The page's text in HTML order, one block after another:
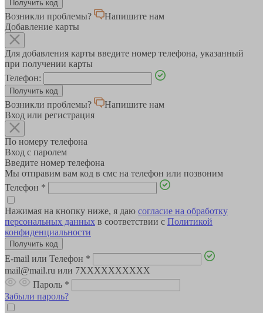
Возникли проблемы?
Напишите нам
Добавление карты
Для добавления карты введите номер телефона, указанный
при получении карты
Телефон:
Возникли проблемы?
Напишите нам
Вход или регистрация
По номеру телефона
Вход с паролем
Введите номер телефона
Мы отправим вам код в смс на телефон или позвоним
Телефон *
Нажимая на кнопку ниже, я даю согласие на обработку
персональных данных в соответствии с Политикой
конфиденциальности
E-mail или Телефон *
mail@mail.ru или 7XXXXXXXXXX
Пароль *
Забыли пароль?